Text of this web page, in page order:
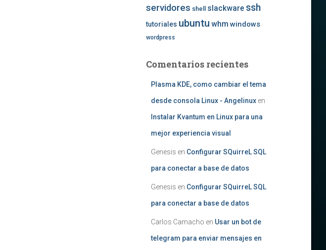
servidores shell slackware ssh
tutoriales ubuntu whm windows
wordpress
Comentarios recientes
Plasma KDE, como cambiar el tema
desde consola Linux - Angelinuxen
Instalar Kvantum en Linux para una
mejor experiencia visual
Genesis en Configurar SQuirreL SQL
para conectar a base de datos
Genesis en Configurar SQuirreL SQL
para conectar a base de datos
Carlos Camacho en Usar un bot de
telegram para enviar mensajes en